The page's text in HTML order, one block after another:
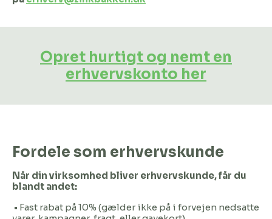
Opret hurtigt og nemt en
erhvervskonto her
Fordele som erhvervskunde
Når din virksomhed bliver erhvervskunde, får du
blandt andet:
• Fast rabat på 10% (gælder ikke på i forvejen nedsatte